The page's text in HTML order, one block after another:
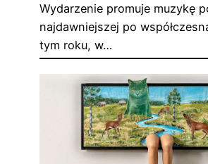
Wydarzenie promuje muzykę
najdawniejszej po
tym roku, w…